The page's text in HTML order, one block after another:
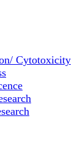
Cytotoxicity